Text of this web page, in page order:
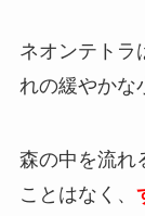
ネオンテトラ
れの緩やかな
森の中を流れ
ことはなく、